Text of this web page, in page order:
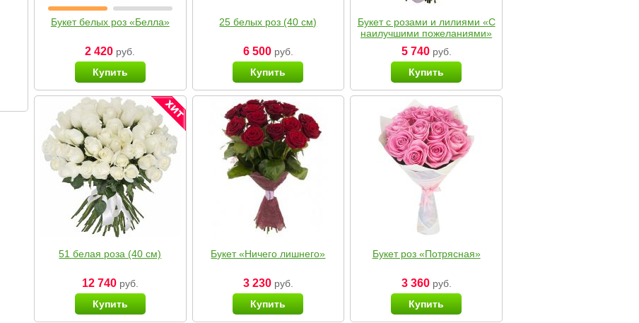
Букет белых роз «Белла»
2 420 руб.
Купить
25 белых роз (40 см)
6 500руб.
Купить
Букет с розами и лилиями «С
наилучшими пожеланиями»
5 740руб.
Купить
51 белая роза (40 см)
12 740руб.
Купить
Букет «Ничего лишнего»
3 230руб.
Купить
Букет роз «Потрясная»
3 360руб.
Купить